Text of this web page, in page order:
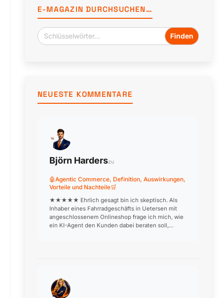
Tante
des
drei
E-MAGAZIN DURCHSUCHEN…
NEUESTE KOMMENTARE
Björn Harderszu
🤖Agentic Commerce, Definition, Auswirkungen,
Vorteile und Nachteile🛒
★★★★★ Ehrlich gesagt bin ich skeptisch. Als
Inhaber eines Fahrradgeschäfts in Uetersen mit
angeschlossenem Onlineshop frage ich mich, wie
ein KI-Agent den Kunden dabei beraten soll,